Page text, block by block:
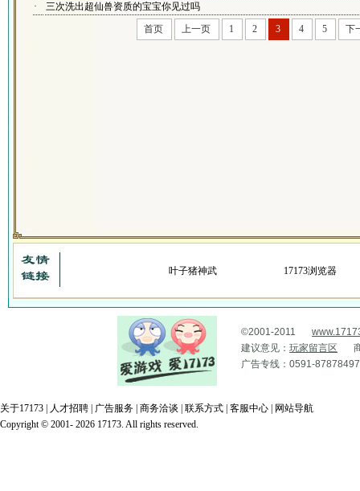
·
三次洗出超仙兽资质的宝宝你见过吗
首页
上一页 1 2 3 4 5 下
叶子猪神武 17173浏览器
©2001-2011
建议意见： 玩家留言区
广告专线：0591-
关于17173 人才招聘 广告服务 商务洽谈 联系方式 客服中心
网站导航
Copyright © 2001- 2026 17173. All rights reserved.